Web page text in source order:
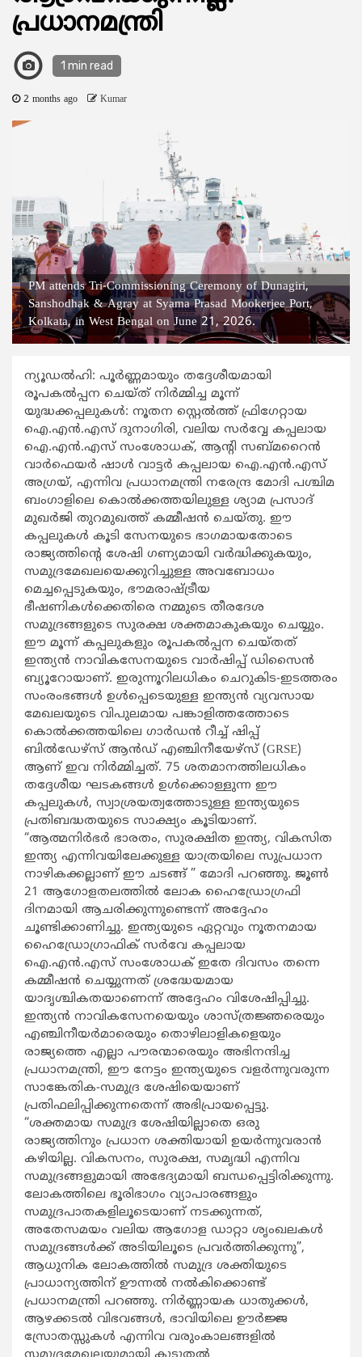
പ്രധാനമന്ത്രി
1 min read
2 months ago Kumar
PM attends Tri-Commissioning Ceremony of Dunagiri,
Sanshodhak & Agray at Syama Prasad Mookerjee Port,
Kolkata, in West Bengal on June 21, 2026.
ന്യൂഡൽഹി: പൂർണ്ണമായും തദ്ദേശീയമായി
രൂപകൽപ്പന ചെയ്ത് നിർമ്മിച്ച മൂന്ന്
യുദ്ധക്കപ്പലുകൾ: നൂതന സ്റ്റെൽത്ത് ഫ്രിഗേറ്റായ
ഐ.എൻ.എസ് ദുനാഗിരി, വലിയ സർവ്വേ കപ്പലായ
ഐ.എൻ.എസ് സംശോധക്, ആന്റി സബ്മറൈൻ
വാർഫെയർ ഷാൾ വാട്ടർ കപ്പലായ ഐ.എൻ.എസ്
അഗ്രയ്, എന്നിവ പ്രധാനമന്ത്രി നരേന്ദ്ര മോദി പശ്ചിമ
ബംഗാളിലെ കൊൽക്കത്തയിലുള്ള ശ്യാമ പ്രസാദ്
മുഖർജി തുറമുഖത്ത് കമ്മീഷൻ ചെയ്തു. ഈ
കപ്പലുകൾ കൂടി സേനയുടെ ഭാഗമായതോടെ
രാജ്യത്തിന്റെ ശേഷി ഗണ്യമായി വർദ്ധിക്കുകയും,
സമുദ്രമേഖലയെക്കുറിച്ചുള്ള അവബോധം
മെച്ചപ്പെടുകയും, ഭൗമരാഷ്ട്രീയ
ഭീഷണികൾക്കെതിരെ നമ്മുടെ തീരദേശ
സമുദ്രങ്ങളുടെ സുരക്ഷ ശക്തമാകുകയും ചെയ്യും.
ഈ മൂന്ന് കപ്പലുകളും രൂപകൽപ്പന ചെയ്തത്
ഇന്ത്യൻ നാവികസേനയുടെ വാർഷിപ്പ് ഡിസൈൻ
ബ്യൂറോയാണ്. ഇരുന്നൂറിലധികം ചെറുകിട-ഇടത്തരം
സംരംഭങ്ങൾ ഉൾപ്പെടെയുള്ള ഇന്ത്യൻ വ്യവസായ
മേഖലയുടെ വിപുലമായ പങ്കാളിത്തത്തോടെ
കൊൽക്കത്തയിലെ ഗാർഡൻ റീച്ച് ഷിപ്പ്
ബിൽഡേഴ്സ് ആൻഡ് എഞ്ചിനീയേഴ്സ് (GRSE)
ആണ് ഇവ നിർമ്മിച്ചത്. 75 ശതമാനത്തിലധികം
തദ്ദേശീയ ഘടകങ്ങൾ ഉൾക്കൊള്ളുന്ന ഈ
കപ്പലുകൾ, സ്വാശ്രയത്വത്തോടുള്ള ഇന്ത്യയുടെ
പ്രതിബദ്ധതയുടെ സാക്ഷ്യം കൂടിയാണ്.
“ആത്മനിർഭർ ഭാരതം, സുരക്ഷിത ഇന്ത്യ, വികസിത
ഇന്ത്യ എന്നിവയിലേക്കുള്ള യാത്രയിലെ സുപ്രധാന
നാഴികക്കല്ലാണ് ഈ ചടങ്ങ് ” മോദി പറഞ്ഞു. ജൂൺ
21 ആഗോളതലത്തിൽ ലോക ഹൈഡ്രോഗ്രഫി
ദിനമായി ആചരിക്കുന്നുണ്ടെന്ന് അദ്ദേഹം
ചൂണ്ടിക്കാണിച്ചു. ഇന്ത്യയുടെ ഏറ്റവും നൂതനമായ
ഹൈഡ്രോഗ്രാഫിക് സർവേ കപ്പലായ
ഐ.എൻ.എസ് സംശോധക് ഇതേ ദിവസം തന്നെ
കമ്മീഷൻ ചെയ്യുന്നത് ശ്രദ്ധേയമായ
യാദൃശ്ചികതയാണെന്ന് അദ്ദേഹം വിശേഷിപ്പിച്ചു.
ഇന്ത്യൻ നാവികസേനയെയും ശാസ്ത്രജ്ഞരെയും
എഞ്ചിനീയർമാരെയും തൊഴിലാളികളെയും
രാജ്യത്തെ എല്ലാ പൗരന്മാരെയും അഭിനന്ദിച്ച
പ്രധാനമന്ത്രി, ഈ നേട്ടം ഇന്ത്യയുടെ വളർന്നുവരുന്ന
സാങ്കേതിക-സമുദ്ര ശേഷിയെയാണ്
പ്രതിഫലിപ്പിക്കുന്നതെന്ന് അഭിപ്രായപ്പെട്ടു.
“ശക്തമായ സമുദ്ര ശേഷിയില്ലാതെ ഒരു
രാജ്യത്തിനും പ്രധാന ശക്തിയായി ഉയർന്നുവരാൻ
കഴിയില്ല. വികസനം, സുരക്ഷ, സമൃദ്ധി എന്നിവ
സമുദ്രങ്ങളുമായി അഭേദ്യമായി ബന്ധപ്പെട്ടിരിക്കുന്നു.
ലോകത്തിലെ ഭൂരിഭാഗം വ്യാപാരങ്ങളും
സമുദ്രപാതകളിലൂടെയാണ് നടക്കുന്നത്,
അതേസമയം വലിയ ആഗോള ഡാറ്റാ ശൃംഖലകൾ
സമുദ്രങ്ങൾക്ക് അടിയിലൂടെ പ്രവർത്തിക്കുന്നു”,
ആധുനിക ലോകത്തിൽ സമുദ്ര ശക്തിയുടെ
പ്രാധാന്യത്തിന് ഊന്നൽ നൽകിക്കൊണ്ട്
പ്രധാനമന്ത്രി പറഞ്ഞു. നിർണ്ണായക ധാതുക്കൾ,
ആഴക്കടൽ വിഭവങ്ങൾ, ഭാവിയിലെ ഊർജ്ജ
സ്രോതസ്സുകൾ എന്നിവ വരുംകാലങ്ങളിൽ